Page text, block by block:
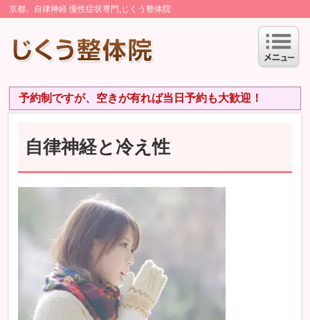
京都、自律神経 慢性症状専門,じくう整体院
予約制ですが、空きが有れば当日予約も大歓迎！
自律神経と冷え性